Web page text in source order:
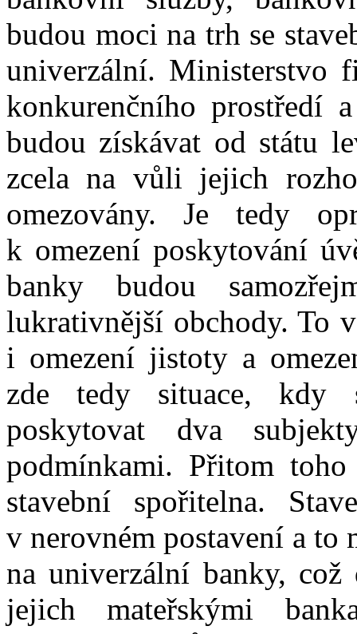
budou moci na trh se
univerzální. Ministerstvo
konkurenčního prostředí
budou získávat od státu
zcela na vůli jejich
omezovány. Je tedy
k omezení poskytování
banky budou
lukrativnější obchody. To
i omezení jistoty a
zde tedy situace, kdy
poskytovat dva
podmínkami. Přitom
stavební spořitelna.
v nerovném postavení a
na univerzální banky, což
jejich mateřskými